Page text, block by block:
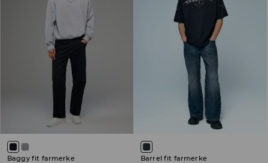
Baggy fit farmerke Barrel fit farmerke